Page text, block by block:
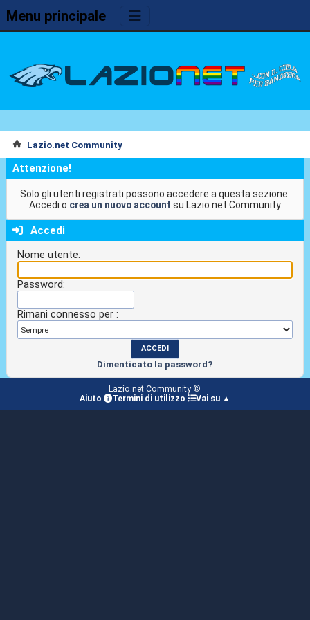
Menu principale
Lazio.net Community
Attenzione!
Solo gli utenti registrati possono accedere a questa sezione.
Accedi o crea un nuovo account su Lazio.net Community
Accedi
Nome utente:
Password:
Rimani connesso per :
Dimenticato la password?
Lazio.net Community ©
Aiuto
Termini di utilizzo Vai su ▲